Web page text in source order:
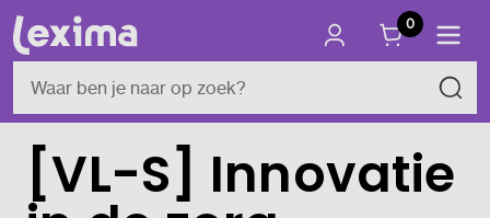
0
[VL-S] Innovatie